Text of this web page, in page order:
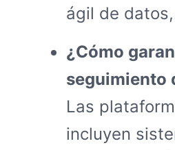
ágil de
¿Cómo
seguimiento
Las
incluyen